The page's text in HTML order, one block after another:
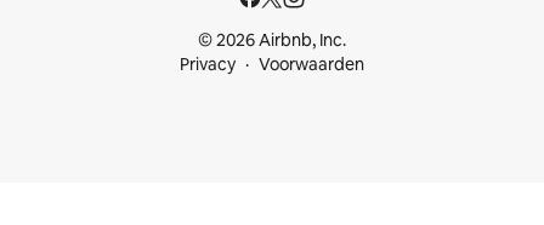
© 2026 Airbnb, Inc.
Privacy
Voorwaarden